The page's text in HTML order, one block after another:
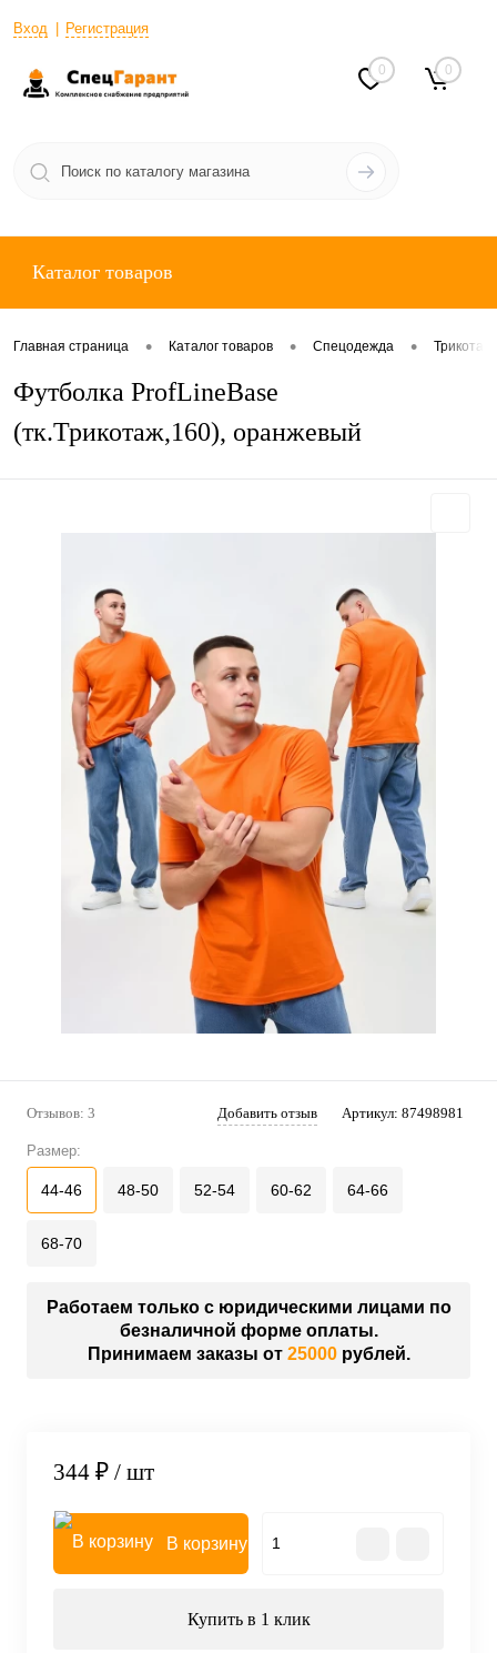
Вход Регистрация
0 0
Каталог товаров
Главная страница • Каталог товаров • Спецодежда •
Футболка ProfLineBase
(тк.Трикотаж,160), оранжевый
Отзывов: 3 Добавить отзыв Артикул: 87498981
Размер:
44-46 48-50 52-54 60-62 64-66
68-70
Работаем только с юридическими лицами по
безналичной форме оплаты.
Принимаем заказы от 25000рублей.
344 ₽ / шт
В корзину
Купить в 1 клик